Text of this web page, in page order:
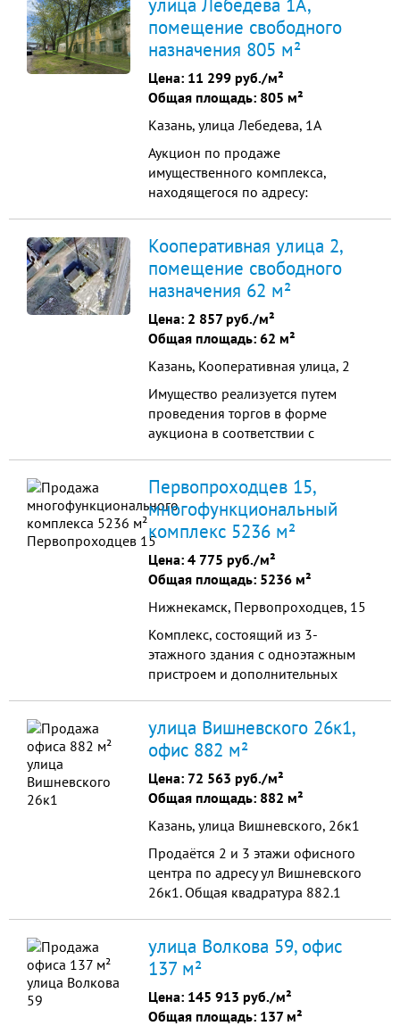
этажного корпуса. Помещение
идеально подойдет для магазина,
кафе, офиса или другого бизнеса
благодаря функциональной
планировке и большому потоку
потенциальных клиентов. ...
улица Лебедева 1А,
помещение свободного
назначения 805 м²
Цена: 11 299 руб./м²
Общая площадь: 805 м²
Казань, улица Лебедева, 1А
Аукцион по продаже
имущественного комплекса,
находящегося по адресу:
площадь: 0.12 га / 804.6 м
Начальная цена: 9 095 100,00 Дата
окончания приема заявок:
03.08.2026 15: 00: 00 Дата
проведения торгов: 07.08.2026 10:
00: 00 Кадаст...
Кооперативная улица 2,
помещение свободного
назначения 62 м²
Цена: 2 857 руб./м²
Общая площадь: 62 м²
Казань, Кооперативная улица, 2
Имущество реализуется путем
проведения торгов в форме
аукциона в соответствии с
от 26.10.2002 №127-ФЗ. Нежилое
здание(магазин) кадастровый
номер: 16: 29: 160201: 82площадь:
61,6 кв. мгод постройки:
1982этажность: 1 Земельный
участоккадастровы...
Первопроходцев 15,
многофункциональный
комплекс 5236 м²
Цена: 4 775 руб./м²
Общая площадь: 5236 м²
Нижнекамск, Первопроходцев, 15
Комплекс, состоящий из 3-
этажного здания с одноэтажным
пристроем и дополнительных
готовности. Требуется
косметический ремонт.
улица Вишневского 26к1,
офис 882 м²
Цена: 72 563 руб./м²
Общая площадь: 882 м²
Казань, улица Вишневского, 26к1
Продаётся 2 и 3 этажи офисного
центра по адресу ул Вишневского
26к1. Общая квадратура 882.1
этаже здания; - Кабинеты имеют
центральную вытяжную
вентиляцию; - Отопление во всех
помещениях централизованное; -
улица Волкова 59, офис
137 м²
Цена: 145 913 руб./м²
Общая площадь: 137 м²